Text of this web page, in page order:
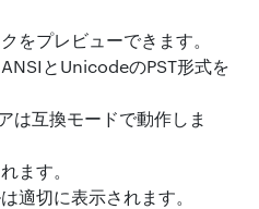
をプレビューできます。
とUnicodeのPST形式を
は互換モードで動作しま
ます。
適切に表示されます。